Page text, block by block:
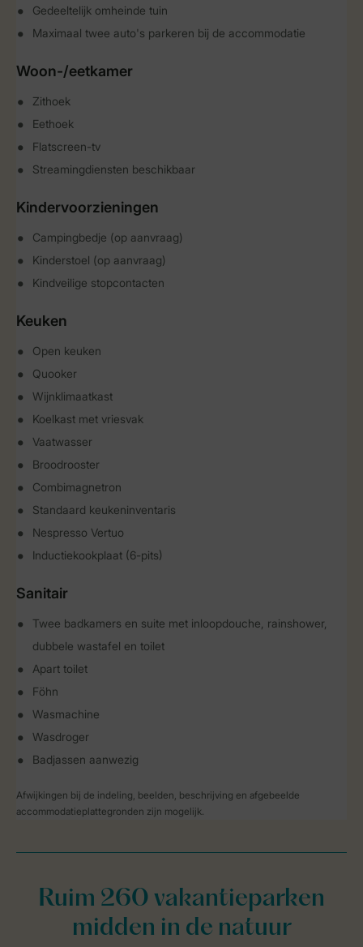
Gedeeltelijk omheinde tuin
Maximaal twee auto's parkeren bij de accommodatie
Woon-/eetkamer
Zithoek
Eethoek
Flatscreen-tv
Streamingdiensten beschikbaar
Kindervoorzieningen
Campingbedje (op aanvraag)
Kinderstoel (op aanvraag)
Kindveilige stopcontacten
Keuken
Open keuken
Quooker
Wijnklimaatkast
Koelkast met vriesvak
Vaatwasser
Broodrooster
Combimagnetron
Standaard keukeninventaris
Nespresso Vertuo
Inductiekookplaat (6-pits)
Sanitair
Twee badkamers en suite met inloopdouche, rainshower,
dubbele wastafel en toilet
Apart toilet
Föhn
Wasmachine
Wasdroger
Badjassen aanwezig
Afwijkingen bij de indeling, beelden, beschrijving en afgebeelde
accommodatieplattegronden zijn mogelijk.
Ruim 260 vakantieparken
midden in de natuur